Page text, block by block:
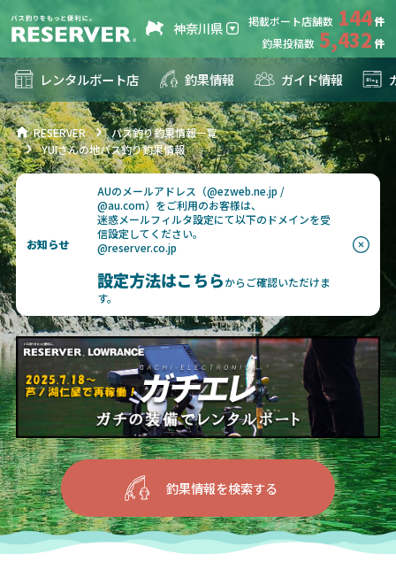
神奈川県 掲載ボート店舗数 144
釣果投稿数 5,432
レンタルボート店 釣果情報 ガイド情報
RESERVER
バス釣り釣果情報一覧
YUIさんの地バス釣り釣果情報
お知らせ
AUのメールアドレス（@ezweb.ne.jp /
@au.com）をご利用のお客様は、
迷惑メールフィルタ設定にて以下のドメインを受
信設定してください。
@reserver.co.jp
設定方法はこちらからご確認いただけま
す。
釣果情報を検索する